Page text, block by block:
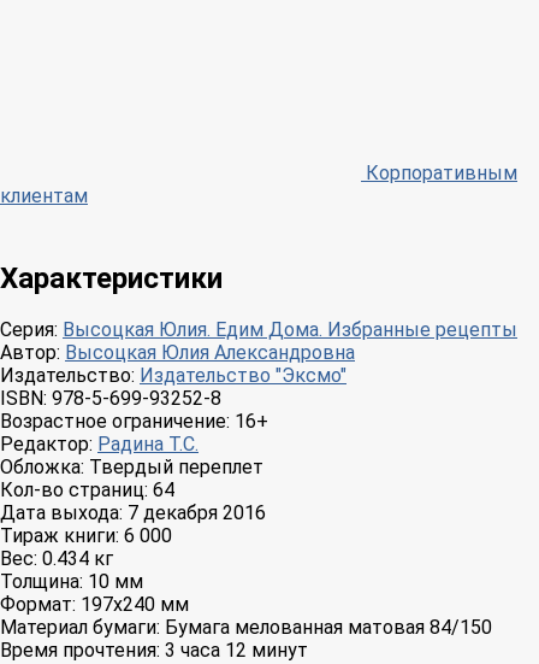
Корпоративным
клиентам
Характеристики
Серия: Высоцкая Юлия. Едим Дома. Избранные рецепты
Автор: Высоцкая Юлия Александровна
Издательство: Издательство "Эксмо"
ISBN: 978-5-699-93252-8
Возрастное ограничение: 16+
Редактор: Радина Т.С.
Обложка: Твердый переплет
Кол-во страниц: 64
Дата выхода: 7 декабря 2016
Тираж книги: 6 000
Вес: 0.434 кг
Толщина: 10 мм
Формат: 197x240 мм
Материал бумаги: Бумага мелованная матовая 84/150
Время прочтения: 3 часа 12 минут